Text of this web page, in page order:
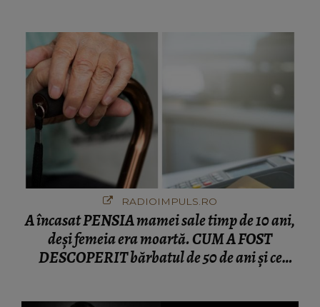
RADIOIMPULS.RO
A încasat PENSIA mamei sale timp de 10 ani,
deși femeia era moartă. CUM A FOST
DESCOPERIT bărbatul de 50 de ani și ce